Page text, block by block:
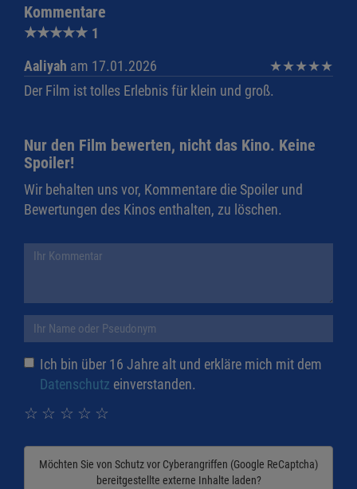
Kommentare
★★★★★ 1
Aaliyah am 17.01.2026 ★★★★★
Der Film ist tolles Erlebnis für klein und groß.
Nur den Film bewerten, nicht das Kino. Keine
Spoiler!
Wir behalten uns vor, Kommentare die Spoiler und
Bewertungen des Kinos enthalten, zu löschen.
Ich bin über 16 Jahre alt und erkläre mich mit dem
Datenschutz einverstanden.
☆
☆
☆
☆
☆
Möchten Sie von Schutz vor Cyberangriffen (Google ReCaptcha)
bereitgestellte externe Inhalte laden?